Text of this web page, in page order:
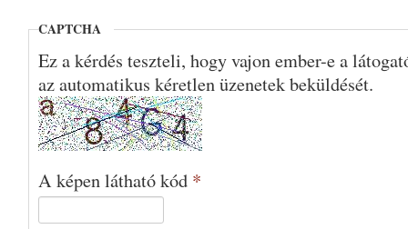
CAPTCHA
Ez a kérdés teszteli, hogy vajon ember-e a
az automatikus kéretlen üzenetek beküldését.
A képen látható kód *